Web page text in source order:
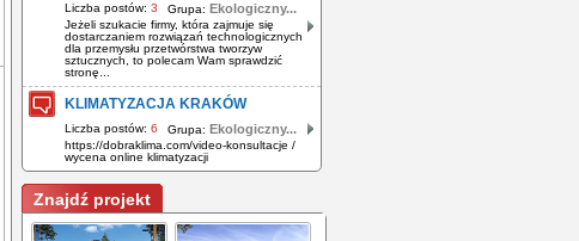
Liczba postów: 3 Grupa: Ekologiczny...
Jeżeli szukacie firmy, która zajmuje się
dostarczaniem rozwiązań technologicznych
dla przemysłu przetwórstwa tworzyw
sztucznych, to polecam Wam sprawdzić
stronę...
KLIMATYZACJA KRAKÓW
Liczba postów: 6 Grupa: Ekologiczny...
https://dobraklima.com/video-konsultacje /
wycena online klimatyzacji
Znajdź projekt